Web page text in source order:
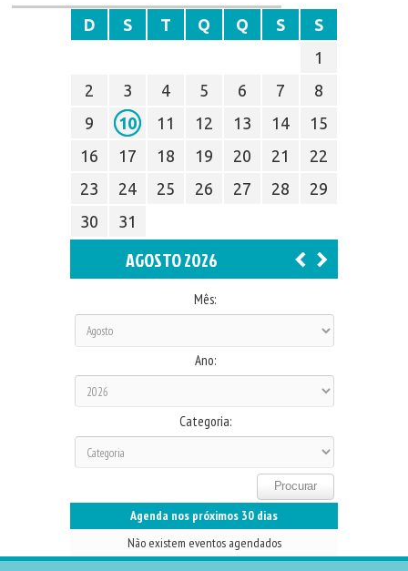
D S T Q Q S
S
1
2
3 4 5 6 7
8
9
10 11 12 13 14
15
16
17 18 19 20 21
22
23
24 25 26 27 28
29
30
31
AGOSTO 2026
Mês:
Ano:
Categoria:
Agenda nos próximos 30 dias
Não existem eventos agendados